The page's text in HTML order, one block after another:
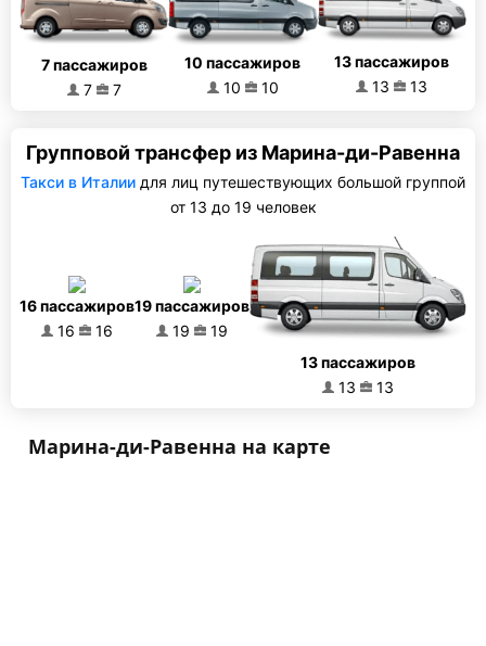
7 пассажиров
7
7
10 пассажиров
10
10
13 пассажиров
13
13
Групповой трансфер из Марина-ди-Равенна
Такси в Италии для лиц путешествующих большой группой
от 13 до 19 человек
16 пассажиров
16
16
19 пассажиров
19
19
13 пассажиров
13
13
Марина-ди-Равенна на карте